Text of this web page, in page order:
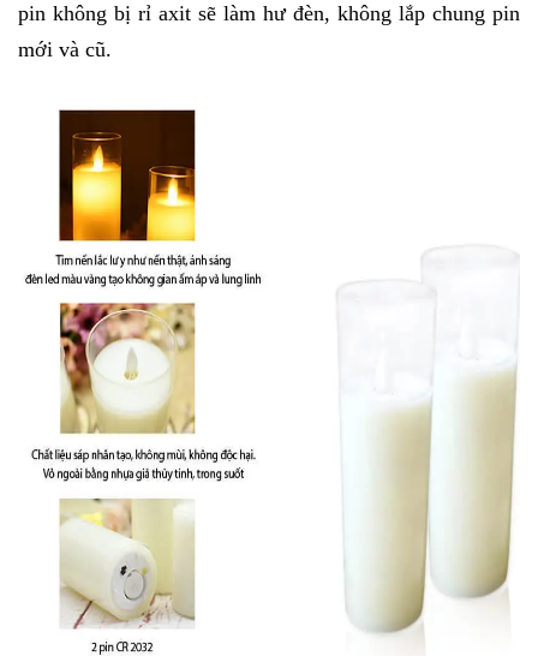
pin không bị rỉ axit sẽ làm hư đèn, không lắp chung pin
mới và cũ.